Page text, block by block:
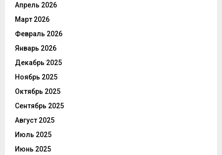
Апрель 2026
Март 2026
Февраль 2026
Январь 2026
Декабрь 2025
Ноябрь 2025
Октябрь 2025
Сентябрь 2025
Август 2025
Июль 2025
Июнь 2025